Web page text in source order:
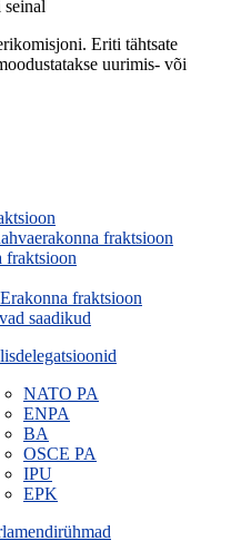
Eriti tähtsate
uurimis- või
fraktsioon
fraktsioon
fraktsioon
saadikud
NATO PA
ENPA
BA
OSCE PA
IPU
EPK